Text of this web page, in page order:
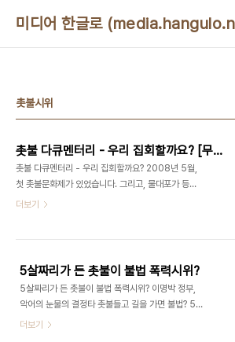
미디어 한글로
촛불시위
촛불 다큐멘터리 - 우리 집회할까요? [무료 감상, 무제한 다운로드]
촛불 다큐멘터리 - 우리 집회할까요? 2008년 5월,
첫 촛불문화제가 있었습니다. 그리고, 물대포가 등장
했고, 대통령이 사과까지 여러번 했습니다. 하지만,
습니다. 하지만, 기억은 지울 수 없습니다. 그들이 기
억을 왜곡시키려해도, 우리에겐 '기록'이 있습니다.
그 기록 중의 하나를 공개합니다. 촛불 다큐멘터리 -
우리 집회할까요? http://shallweprotest.net/ *
이 영상 퍼가기 소스코드: 소개글
더보기
5살짜리가 든 촛불이 불법 폭력시위?
5살짜리가 든 촛불이 불법 폭력시위? 이명박 정부,
악어의 눈물의 결정타 촛불들고 길을 가면 불법? 5살
짜리가 무서운 이명박 어처구니 없는 일이다. 아무리
더보기